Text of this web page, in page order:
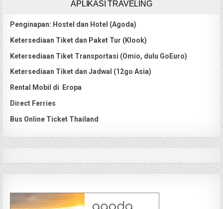
APLIKASI TRAVELING
Penginapan: Hostel dan Hotel (Agoda)
Ketersediaan Tiket dan Paket Tur (Klook)
Ketersediaan Tiket Transportasi (Omio, dulu GoEuro)
Ketersediaan Tiket dan Jadwal (12go Asia)
Rental Mobil di Eropa
Direct Ferries
Bus Online Ticket Thailand